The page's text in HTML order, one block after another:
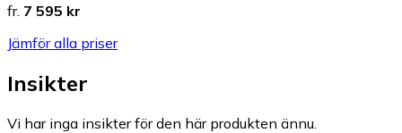
fr. 7 595 kr
Jämför alla priser
Insikter
Vi har inga insikter för den här produkten ännu.